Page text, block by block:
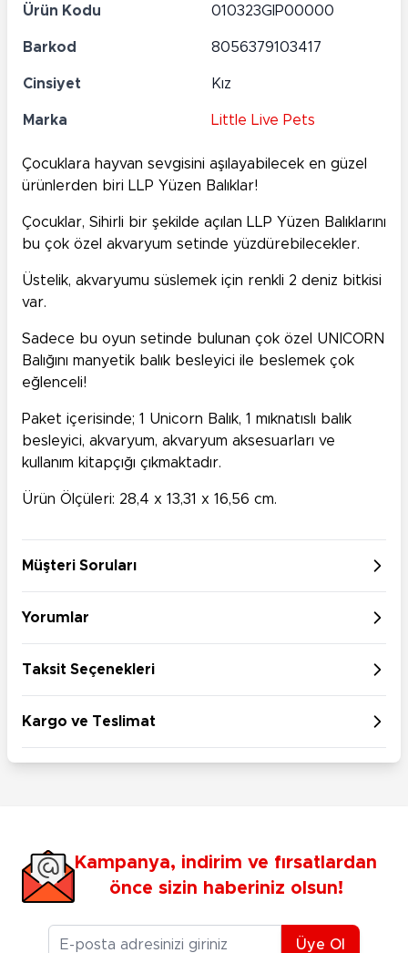
Ürün Kodu 010323GIP00000
Barkod 8056379103417
Cinsiyet Kız
Marka Little Live Pets
Çocuklara hayvan sevgisini aşılayabilecek en güzel
ürünlerden biri LLP Yüzen Balıklar!
Çocuklar, Sihirli bir şekilde açılan LLP Yüzen Balıklarını
bu çok özel akvaryum setinde yüzdürebilecekler.
Üstelik, akvaryumu süslemek için renkli 2 deniz bitkisi
var.
Sadece bu oyun setinde bulunan çok özel UNICORN
Balığını manyetik balık besleyici ile beslemek çok
eğlenceli!
Paket içerisinde; 1 Unicorn Balık, 1 mıknatıslı balık
besleyici, akvaryum, akvaryum aksesuarları ve
kullanım kitapçığı çıkmaktadır.
Ürün Ölçüleri: 28,4 x 13,31 x 16,56 cm.
Müşteri Soruları
Yorumlar
Taksit Seçenekleri
Kargo ve Teslimat
Kampanya, indirim ve fırsatlardan
önce sizin haberiniz olsun!
E-posta Adresiniz
Üye Ol